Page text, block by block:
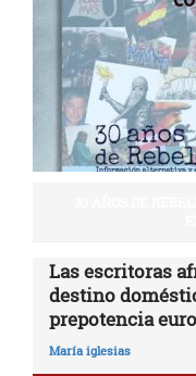
Las escritoras
destino
prepotencia
María iglesias